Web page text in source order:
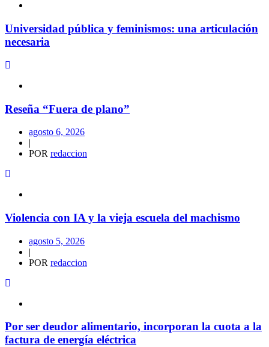
Universidad pública y feminismos: una articulación
necesaria
Reseña “Fuera de plano”
agosto 6, 2026
|
POR redaccion
Violencia con IA y la vieja escuela del machismo
agosto 5, 2026
|
POR redaccion
Por ser deudor alimentario, incorporan la cuota a la
factura de energía eléctrica